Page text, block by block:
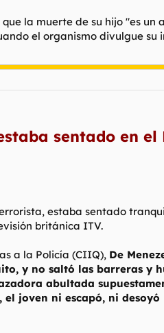
la muerte de su hijo "es un
el organismo divulgue su
sentado en el
estaba sentado
británica ITV.
a la Policía (CIIQ), De
y no saltó las barreras y
abultada
joven ni escapó, ni desoyó